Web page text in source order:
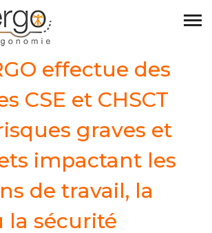
effectue des
CSE et CHSCT
graves et
impactant les
de travail, la
la sécurité